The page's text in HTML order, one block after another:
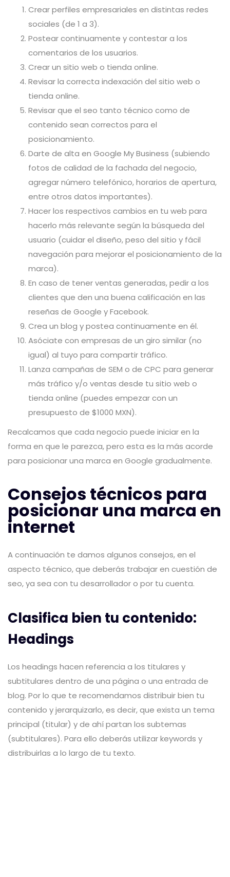
Crear perfiles empresariales en distintas redes
sociales (de 1 a 3).
Postear continuamente y contestar a los
comentarios de los usuarios.
Crear un sitio web o tienda online.
Revisar la correcta indexación del sitio web o
tienda online.
Revisar que el seo tanto técnico como de
contenido sean correctos para el
posicionamiento.
Darte de alta en Google My Business (subiendo
fotos de calidad de la fachada del negocio,
agregar número telefónico, horarios de apertura,
entre otros datos importantes).
Hacer los respectivos cambios en tu web para
hacerlo más relevante según la búsqueda del
usuario (cuidar el diseño, peso del sitio y fácil
navegación para mejorar el posicionamiento de la
marca).
En caso de tener ventas generadas, pedir a los
clientes que den una buena calificación en las
reseñas de Google y Facebook.
Crea un blog y postea continuamente en él.
Asóciate con empresas de un giro similar (no
igual) al tuyo para compartir tráfico.
Lanza campañas de SEM o de CPC para generar
más tráfico y/o ventas desde tu sitio web o
tienda online (puedes empezar con un
presupuesto de $1000 MXN).
Recalcamos que cada negocio puede iniciar en la
forma en que le parezca, pero esta es la más acorde
para posicionar una marca en Google gradualmente.
Consejos técnicos para
posicionar una marca en
internet
A continuación te damos algunos consejos, en el
aspecto técnico, que deberás trabajar en cuestión de
seo, ya sea con tu desarrollador o por tu cuenta.
Clasifica bien tu contenido:
Headings
Los headings hacen referencia a los titulares y
subtitulares dentro de una página o una entrada de
blog. Por lo que te recomendamos distribuir bien tu
contenido y jerarquizarlo, es decir, que exista un tema
principal (titular) y de ahí partan los subtemas
(subtitulares). Para ello deberás utilizar keywords y
distribuirlas a lo largo de tu texto.